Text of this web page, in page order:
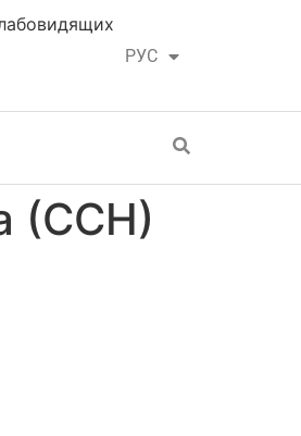
РУС
ҚАЗ
(ССН)